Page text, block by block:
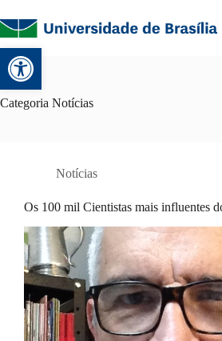
Abrir a barra de
Categoria Notícias
Notícias
Os 100 mil Cientistas mais influentes